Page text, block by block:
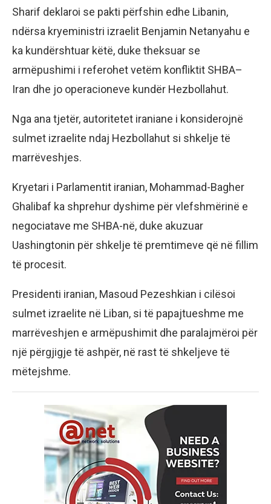
Sharif deklaroi se pakti përfshin edhe Libanin,
ndërsa kryeministri izraelit Benjamin Netanyahu e
ka kundërshtuar këtë, duke theksuar se
armëpushimi i referohet vetëm konfliktit SHBA–
Iran dhe jo operacioneve kundër Hezbollahut.
Nga ana tjetër, autoritetet iraniane i konsiderojnë
sulmet izraelite ndaj Hezbollahut si shkelje të
marrëveshjes.
Kryetari i Parlamentit iranian, Mohammad-Bagher
Ghalibaf ka shprehur dyshime për vlefshmërinë e
negociatave me SHBA-në, duke akuzuar
Uashingtonin për shkelje të premtimeve që në fillim
të procesit.
Presidenti iranian, Masoud Pezeshkian i cilësoi
sulmet izraelite në Liban, si të papajtueshme me
marrëveshjen e armëpushimit dhe paralajmëroi për
një përgjigje të ashpër, në rast të shkeljeve të
mëtejshme.